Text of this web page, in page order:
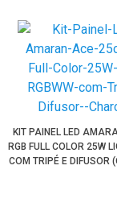
KIT PAINEL LED
RGB FULL COLOR 25W
COM TRIPÉ E DIFUSOR